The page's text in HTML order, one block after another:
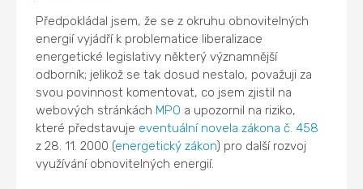
Předpokládal jsem, že se z okruhu obnovitelných
energií vyjádří k problematice liberalizace
energetické legislativy některý významnější
odborník; jelikož se tak dosud nestalo, považuji za
svou povinnost komentovat, co jsem zjistil na
webových stránkách MPO a upozornil na riziko,
které představuje eventuální novela zákona č. 458
z 28. 11. 2000 (energetický zákon) pro další rozvoj
využívání obnovitelných energií.